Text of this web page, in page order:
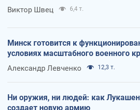
Виктор Швец 6,4 т.
Минск готовится к
условиях масштабного военного
Александр Левченко 12,3 т.
Ни оружия, ни людей: как
создает новую армию